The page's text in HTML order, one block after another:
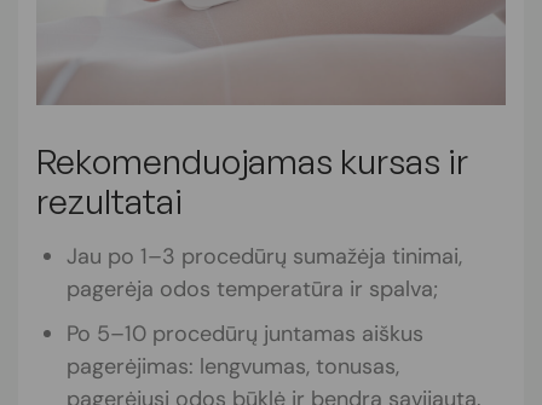
Rekomenduojamas kursas ir
rezultatai
Jau po 1–3 procedūrų sumažėja tinimai,
pagerėja odos temperatūra ir spalva;
Po 5–10 procedūrų juntamas aiškus
pagerėjimas: lengvumas, tonusas,
pagerėjusi odos būklė ir bendra savijauta.